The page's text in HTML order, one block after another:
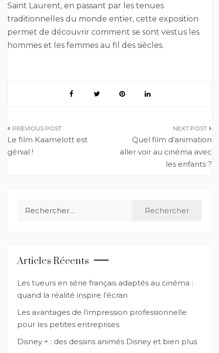
Saint Laurent, en passant par les tenues
traditionnelles du monde entier, cette exposition
permet de découvrir comment se sont vestus les
hommes et les femmes au fil des siècles.
Navigation
de
Le film Kaamelott est
génial !
Quel film d’animation
aller voir au cinéma avec
les enfants ?
Articles Récents
Les tueurs en série français adaptés au cinéma :
quand la réalité inspire l’écran
Les avantages de l’impression professionnelle
pour les petites entreprises
Disney + : des dessins animés Disney et bien plus